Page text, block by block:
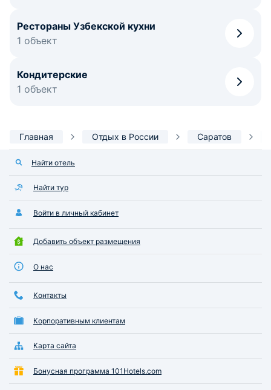
Рестораны Узбекской кухни
1 объект
Кондитерские
1 объект
Главная Отдых в России Саратов
Найти отель
Найти тур
Войти в личный кабинет
Добавить объект размещения
О нас
Контакты
Корпоративным клиентам
Карта сайта
Бонусная программа 101Hotels.com